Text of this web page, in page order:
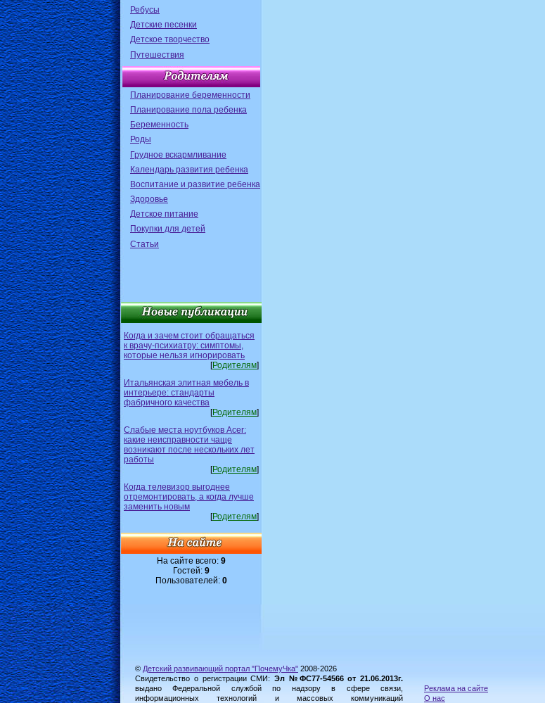
Ребусы
Детские песенки
Детское творчество
Путешествия
Планирование беременности
Планирование пола ребенка
Беременность
Роды
Грудное вскармливание
Календарь развития ребенка
Воспитание и развитие ребенка
Здоровье
Детское питание
Покупки для детей
Статьи
Когда и зачем стоит обращаться
к врачу-психиатру: симптомы,
которые нельзя игнорировать
[Родителям]
Итальянская элитная мебель в
интерьере: стандарты
фабричного качества
[Родителям]
Слабые места ноутбуков Acer:
какие неисправности чаще
возникают после нескольких лет
работы
[Родителям]
Когда телевизор выгоднее
отремонтировать, а когда лучше
заменить новым
[Родителям]
На сайте всего: 9
Гостей: 9
Пользователей: 0
© Детский развивающий портал "ПочемуЧка" 2008-2026
Свидетельство о регистрации СМИ: Эл №ФС77-54566 от 21.06.2013г.
выдано Федеральной службой по надзору в сфере связи,
информационных технологий и массовых коммуникаций
Реклама на сайте
О нас